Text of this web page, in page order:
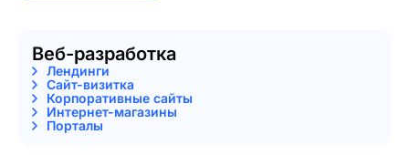
Веб-разработка
Лендинги
Сайт-визитка
Корпоративные сайты
Интернет-магазины
Порталы